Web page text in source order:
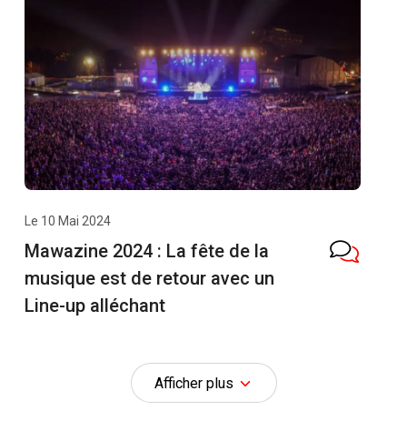
Le 10 Mai 2024
Mawazine 2024 : La fête de la
musique est de retour avec un
Line-up alléchant
Afficher plus